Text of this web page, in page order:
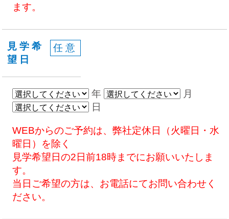
ます。
見学希
望日
任意
年
月
日
WEBからのご予約は、弊社定休日（火曜日・水
曜日）を除く
見学希望日の2日前18時までにお願いいたしま
す。
当日ご希望の方は、お電話にてお問い合わせく
ださい。